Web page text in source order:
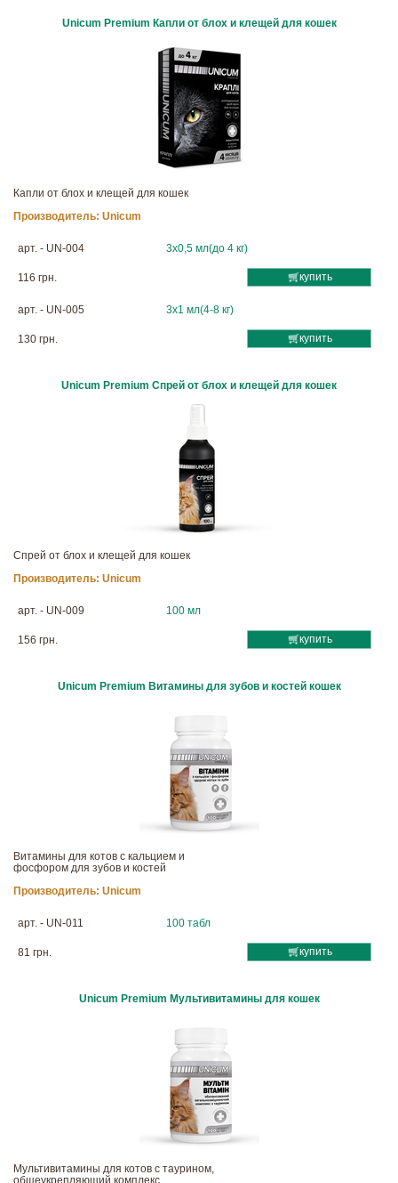
Unicum Premium Капли от блох и клещей для кошек
Капли от блох и клещей для кошек
Производитель: Unicum
арт. - UN-004 3х0,5 мл(до 4 кг)
116 грн. купить
арт. - UN-005 3х1 мл(4-8 кг)
130 грн. купить
Unicum Premium Спрей от блох и клещей для кошек
Спрей от блох и клещей для кошек
Производитель: Unicum
арт. - UN-009 100 мл
156 грн. купить
Unicum Premium Витамины для зубов и костей кошек
Витамины для котов с кальцием и
фосфором для зубов и костей
Производитель: Unicum
арт. - UN-011 100 табл
81 грн. купить
Unicum Premium Мультивитамины для кошек
Мультивитамины для котов с таурином,
общеукрепляющий комплекс